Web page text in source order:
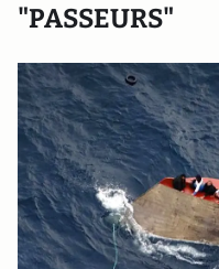
"PASSEURS"